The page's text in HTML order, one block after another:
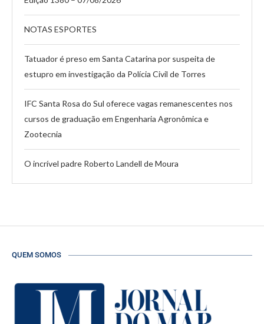
NOTAS ESPORTES
Tatuador é preso em Santa Catarina por suspeita de
estupro em investigação da Polícia Civil de Torres
IFC Santa Rosa do Sul oferece vagas remanescentes nos
cursos de graduação em Engenharia Agronômica e
Zootecnia
O incrível padre Roberto Landell de Moura
QUEM SOMOS